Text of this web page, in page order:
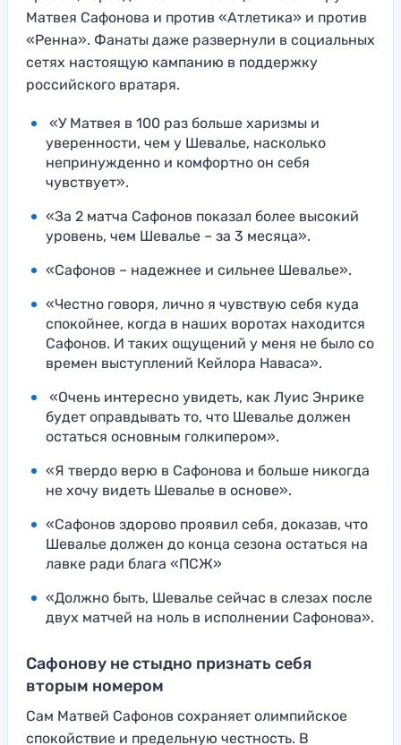
Матвея Сафонова и против «Атлетика» и против
«Ренна». Фанаты даже развернули в социальных
сетях настоящую кампанию в поддержку
российского вратаря.
«У Матвея в 100 раз больше харизмы и
уверенности, чем у Шевалье, насколько
непринужденно и комфортно он себя
чувствует».
«За 2 матча Сафонов показал более высокий
уровень, чем Шевалье – за 3 месяца».
«Сафонов – надежнее и сильнее Шевалье».
«Честно говоря, лично я чувствую себя куда
спокойнее, когда в наших воротах находится
Сафонов. И таких ощущений у меня не было со
времен выступлений Кейлора Наваса».
«Очень интересно увидеть, как Луис Энрике
будет оправдывать то, что Шевалье должен
остаться основным голкипером».
«Я твердо верю в Сафонова и больше никогда
не хочу видеть Шевалье в основе».
«Сафонов здорово проявил себя, доказав, что
Шевалье должен до конца сезона остаться на
лавке ради блага «ПСЖ»
«Должно быть, Шевалье сейчас в слезах после
двух матчей на ноль в исполнении Сафонова».
Сафонову не стыдно признать себя
вторым номером
Сам Матвей Сафонов сохраняет олимпийское
спокойствие и предельную честность. В